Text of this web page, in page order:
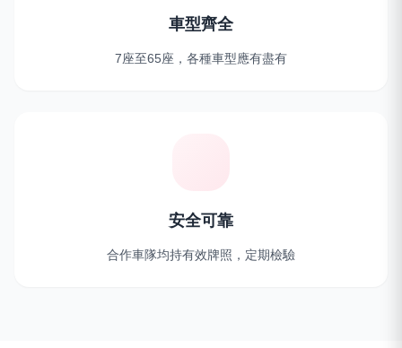
車型齊全
7座至65座，各種車型應有盡有
安全可靠
合作車隊均持有效牌照，定期檢驗